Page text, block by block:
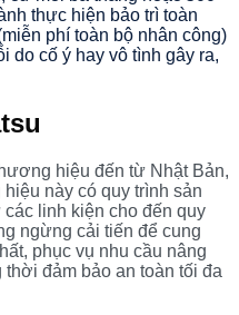
thực hiện bảo trì toàn
phí toàn bộ nhân công)
do cố ý hay vô tình gây ra,
hiệu đến từ Nhật Bản,
này có quy trình sản
linh kiện cho đến quy
ngừng cải tiến để cung
phục vụ nhu cầu nâng
đảm bảo an toàn tối đa